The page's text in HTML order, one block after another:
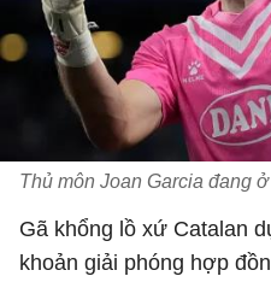
Thủ môn Joan Garcia đang
Gã khổng lồ xứ Catalan
khoản giải phóng hợp